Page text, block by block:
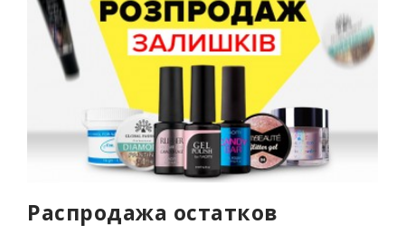
Распродажа остатков